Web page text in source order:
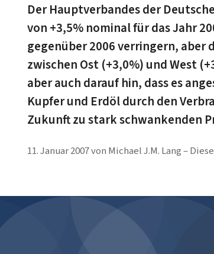
Der Hauptverbandes der
von +3,5% nominal für das Jahr
gegenüber 2006 verringern,
zwischen Ost (+3,0%) und West
aber auch darauf hin, dass es
Kupfer und Erdöl durch den
Zukunft zu stark schwankenden
11. Januar 2007von Michael J.M. Lang